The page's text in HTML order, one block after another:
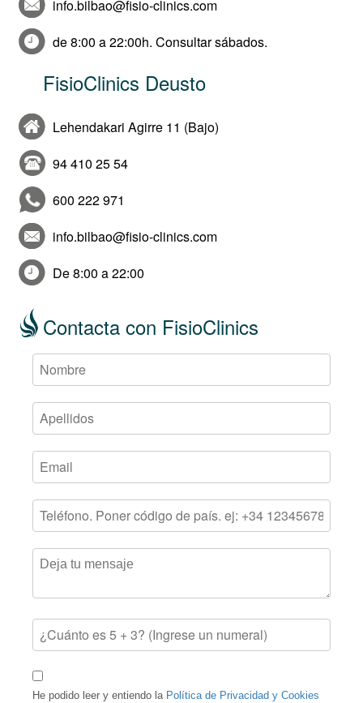
info.bilbao@fisio-clinics.com
de 8:00 a 22:00h. Consultar sábados.
FisioClinics Deusto
Lehendakari Agirre 11 (Bajo)
94 410 25 54
600 222 971
info.bilbao@fisio-clinics.com
De 8:00 a 22:00
Contacta con FisioClinics
He podido leer y entiendo la Política de Privacidad y Cookies